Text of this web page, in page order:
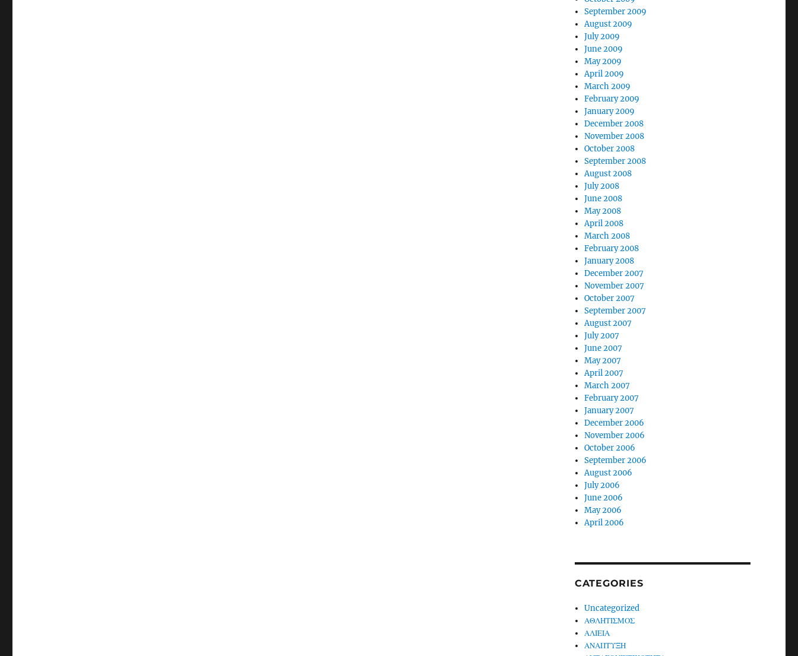
September 2009
August 2009
July 2009
June 2009
May 2009
April 2009
March 2009
February 2009
January 2009
December 2008
November 2008
October 2008
September 2008
August 2008
July 2008
June 2008
May 2008
April 2008
March 2008
February 2008
January 2008
December 2007
November 2007
October 2007
September 2007
August 2007
July 2007
June 2007
May 2007
April 2007
March 2007
February 2007
January 2007
December 2006
November 2006
October 2006
September 2006
August 2006
July 2006
June 2006
May 2006
April 2006
CATEGORIES
Uncategorized
ΑΘΛΗΤΙΣΜΟΣ
ΑΛΙΕΙΑ
ΑΝΑΠΤΥΞΗ